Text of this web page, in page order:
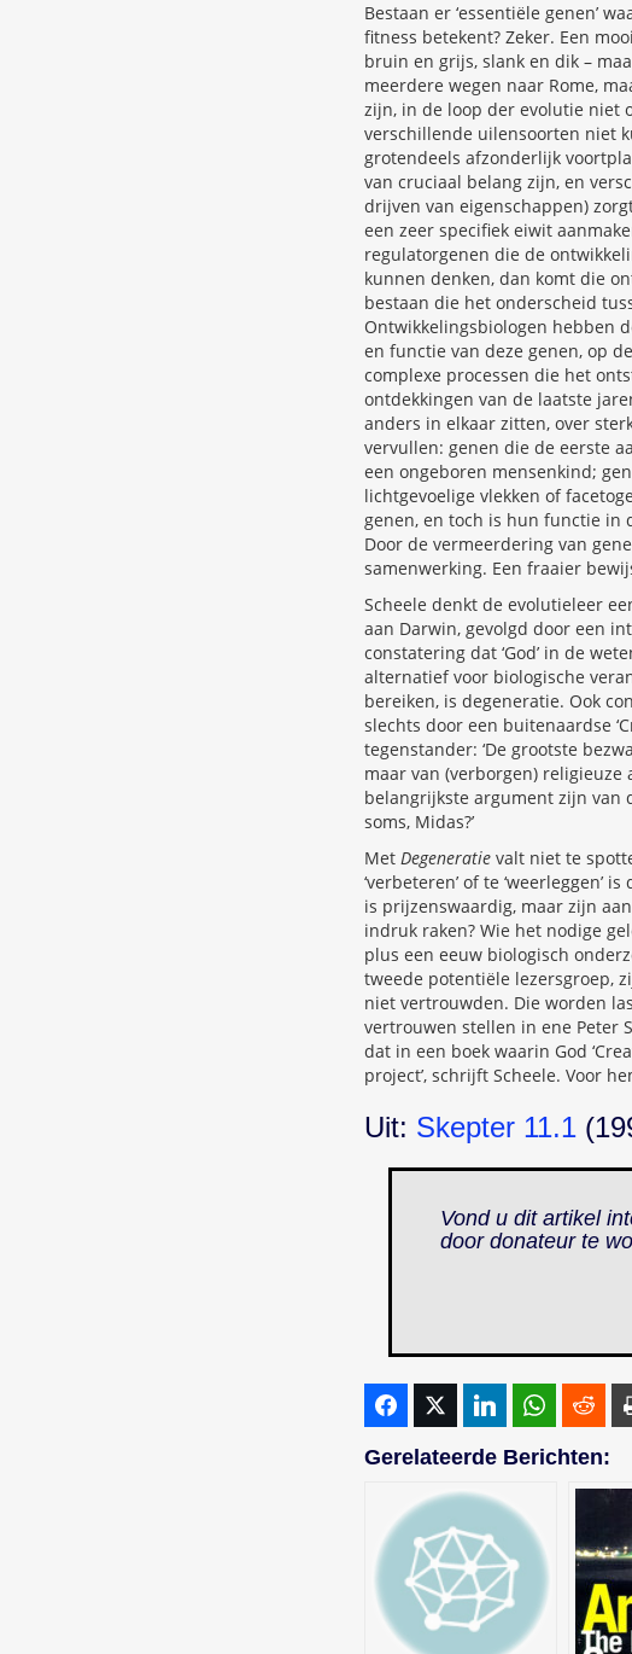
Bestaan er ‘essentiële genen’
fitness betekent? Zeker. Een
bruin en grijs, slank en dik –
meerdere wegen naar Rome,
zijn, in de loop der evolutie niet
verschillende uilensoorten niet
grotendeels afzonderlijk
van cruciaal belang zijn, en
drijven van eigenschappen)
een zeer specifiek eiwit
regulatorgenen die de
kunnen denken, dan komt die
bestaan die het onderscheid
Ontwikkelingsbiologen hebben
en functie van deze genen, op
complexe processen die het
ontdekkingen van de laatste
anders in elkaar zitten, over
vervullen: genen die de eerste
een ongeboren mensenkind;
lichtgevoelige vlekken of
genen, en toch is hun functie in
Door de vermeerdering van
samenwerking. Een fraaier
Scheele denkt de evolutieleer
aan Darwin, gevolgd door een
constatering dat ‘God’ in de
alternatief voor biologische
bereiken, is degeneratie. Ook
slechts door een buitenaardse
tegenstander: ‘De grootste
maar van (verborgen)
belangrijkste argument zijn van
soms, Midas?’
Met Degeneratie valt niet te
‘verbeteren’ of te ‘weerleggen’
is prijzenswaardig, maar zijn
indruk raken? Wie het nodige
plus een eeuw biologisch
tweede potentiële lezersgroep,
niet vertrouwden. Die worden
vertrouwen stellen in ene Peter
dat in een boek waarin God
project’, schrijft Scheele. Voor
Uit: Skepter 11.1
Vond u dit artikel
door donateur te
Gerelateerde Berichten: